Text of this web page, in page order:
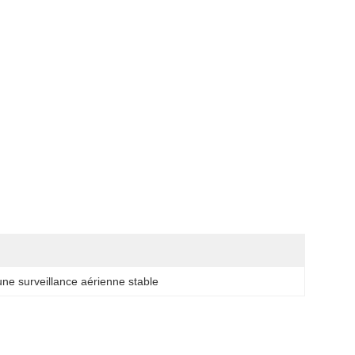
surveillance aérienne stable